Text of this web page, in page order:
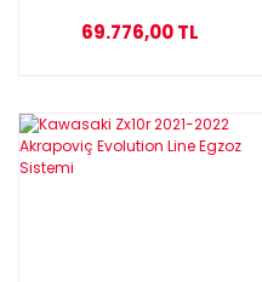
69.776,00 TL